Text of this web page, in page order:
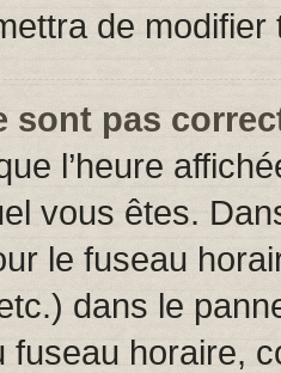
de
sont pas
l’heure
vous êtes.
le fuseau
dans le
fuseau horaire,